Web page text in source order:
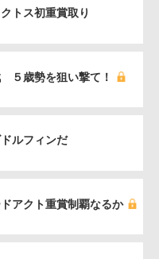
トス初重賞取り
５歳勢を狙い撃て！
ルフィンだ
アクト重賞制覇なるか